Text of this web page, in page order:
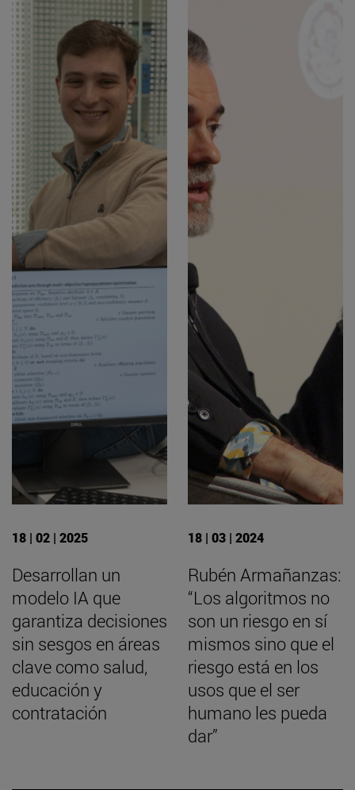
18 | 02 | 2025
Desarrollan un
modelo IA que
garantiza decisiones
sin sesgos en áreas
clave como salud,
educación y
contratación
18 | 03 | 2024
Rubén Armañanzas:
“Los algoritmos no
son un riesgo en sí
mismos sino que el
riesgo está en los
usos que el ser
humano les pueda
dar”